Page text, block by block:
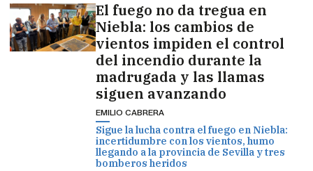
El fuego no da tregua en
Niebla: los cambios de
vientos impiden el control
del incendio durante la
madrugada y las llamas
siguen avanzando
EMILIO CABRERA
Sigue la lucha contra el fuego en Niebla:
incertidumbre con los vientos, humo
llegando a la provincia de Sevilla y tres
bomberos heridos